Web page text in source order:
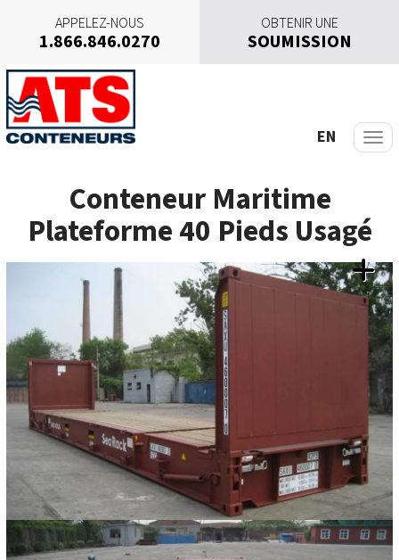
A
APPELEZ-NOUS
1.866.846.0270
OBTENIR UNE
SOUMISSION
EN
Conteneur Maritime
Plateforme 40 Pieds Usagé